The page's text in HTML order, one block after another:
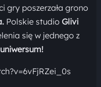
gry poszerzała grono
Polskie studio Glivi
się w jednego z